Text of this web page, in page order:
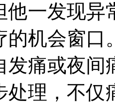
他一发现异
的机会窗
发痛或夜间
处理，不仅